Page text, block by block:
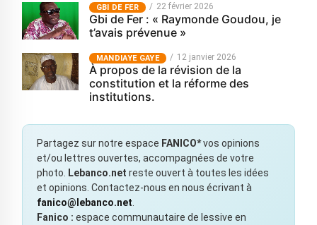
GBI DE FER 22 février 2026
Gbi de Fer : « Raymonde Goudou, je
t’avais prévenue »
MANDIAYE GAYE 12 janvier 2026
À propos de la révision de la
constitution et la réforme des
institutions.
Partagez sur notre espace FANICO*vos opinions
et/ou lettres ouvertes, accompagnées de votre
photo.
Lebanco.net reste ouvert à toutes les idées
et opinions. Contactez-nous en nous écrivant à
fanico@lebanco.net
Fanico : espace communautaire de lessive en